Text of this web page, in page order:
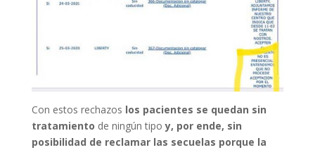
Con estos rechazos los pacientes se quedan sin
tratamiento de ningún tipoy, por ende, sin
posibilidad de reclamar las secuelas porque la